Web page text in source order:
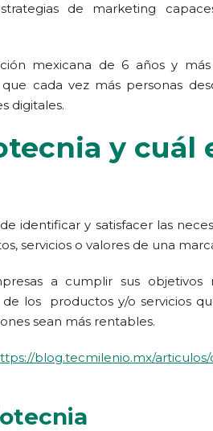
de marketing
mexicana de 6 años y
que cada vez más personas
digitales.
y cuál
identificar y satisfacer las
servicios o valores de una
a cumplir sus objetivos
los productos y/o servicios
sean más rentables.
blog.tecmilenio.mx/